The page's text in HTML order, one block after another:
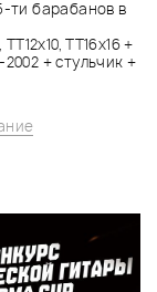
ти барабанов в
TT16x16 +
+ стульчик +